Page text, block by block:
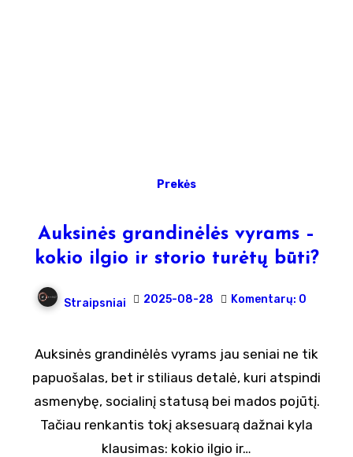
Prekės
Auksinės grandinėlės vyrams –
kokio ilgio ir storio turėtų būti?
Straipsniai 2025-08-28 Komentarų: 0
Auksinės grandinėlės vyrams jau seniai ne tik
papuošalas, bet ir stiliaus detalė, kuri atspindi
asmenybę, socialinį statusą bei mados pojūtį.
Tačiau renkantis tokį aksesuarą dažnai kyla
klausimas: kokio ilgio ir…